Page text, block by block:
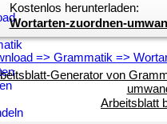
Kostenlos herunterladen:
Wortarten-zuordnen-
Arbeitsblatt